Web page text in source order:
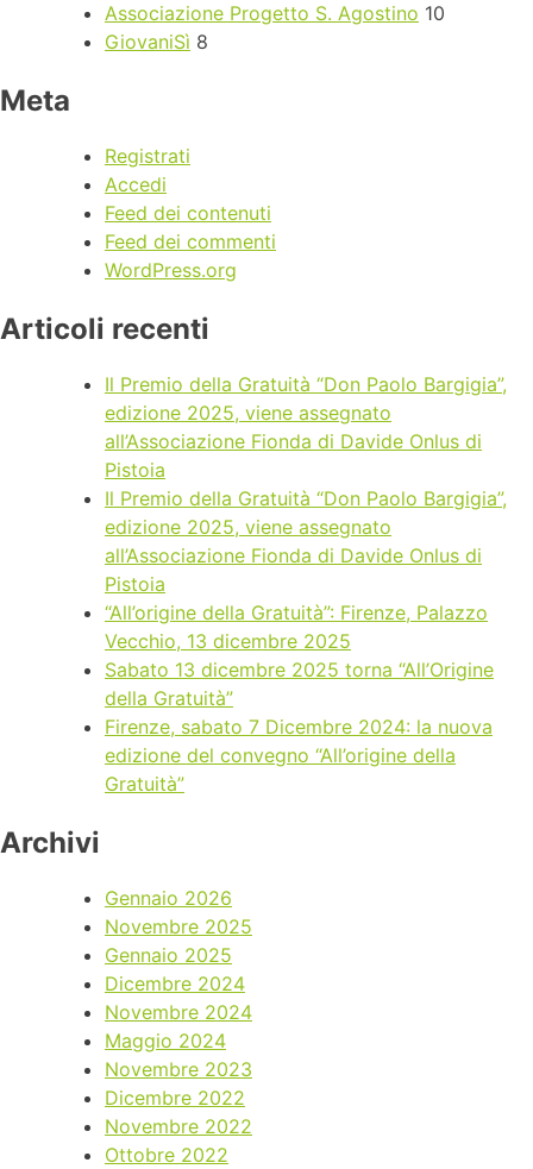
Associazione Progetto S. Agostino 10
GiovaniSì 8
Meta
Registrati
Accedi
Feed dei contenuti
Feed dei commenti
WordPress.org
Articoli recenti
Il Premio della Gratuità “Don Paolo Bargigia”,
edizione 2025, viene assegnato
all’Associazione Fionda di Davide Onlus di
Pistoia
Il Premio della Gratuità “Don Paolo Bargigia”,
edizione 2025, viene assegnato
all’Associazione Fionda di Davide Onlus di
Pistoia
“All’origine della Gratuità”: Firenze, Palazzo
Vecchio, 13 dicembre 2025
Sabato 13 dicembre 2025 torna “All’Origine
della Gratuità”
Firenze, sabato 7 Dicembre 2024: la nuova
edizione del convegno “All’origine della
Gratuità”
Archivi
Gennaio 2026
Novembre 2025
Gennaio 2025
Dicembre 2024
Novembre 2024
Maggio 2024
Novembre 2023
Dicembre 2022
Novembre 2022
Ottobre 2022